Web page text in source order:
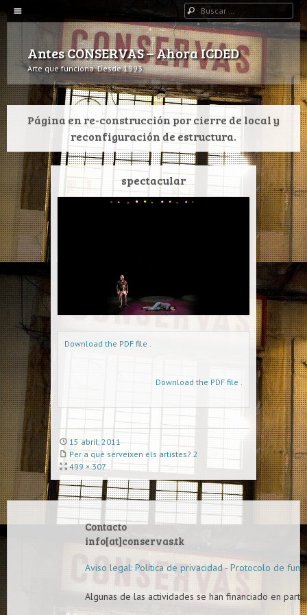
IR AL CONTENIDO
Buscar
Antes CONSERVAS – Ahora ICDED
Arte que funciona. Desde 1993.
Página en re-construcción por cierre de local y
reconfiguración de estructura.
spectacular
Download the PDF file .
Download the PDF file .
15 abril, 2011
Per a què serveixen els artistes? 2
499 × 307
Contacto
info[at]conservas.tk
Aviso legal: Política de privacidad - Protocolo de
Algunas de las actividades se han financiado en